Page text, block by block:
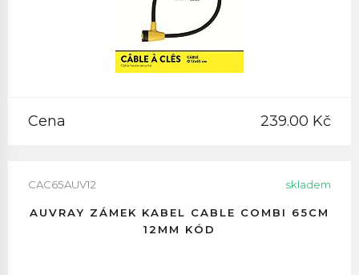
Cena 239.00 Kč
CAC65AUV12 skladem
AUVRAY ZÁMEK KABEL CABLE COMBI 65CM
12MM KÓD